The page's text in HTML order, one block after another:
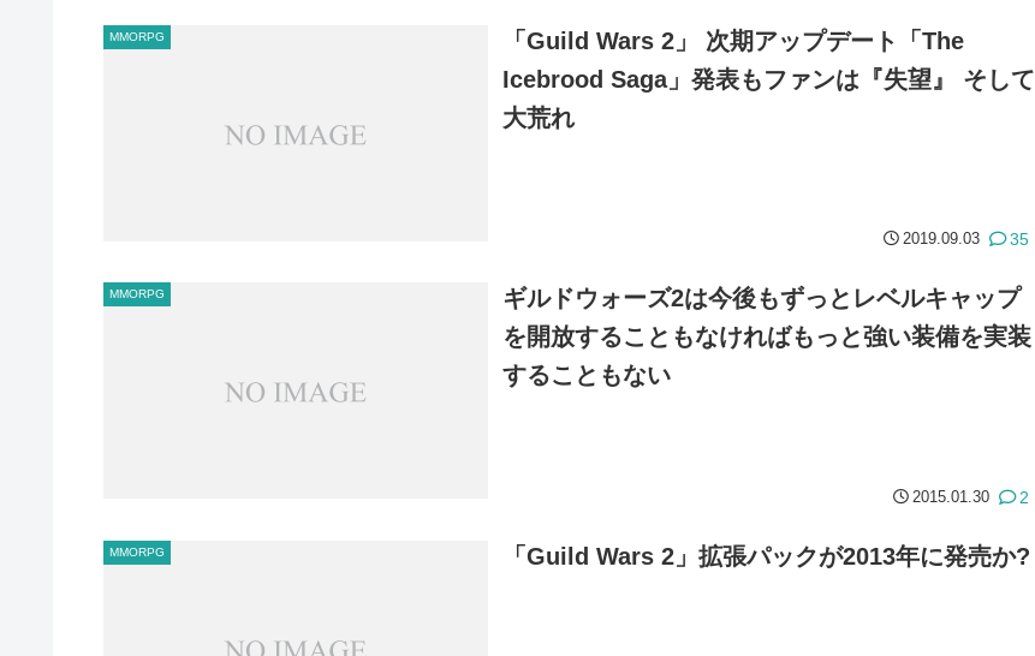
MMORPG
「Guild Wars 2」 次期アップデート「The
Icebrood Saga」発表もファンは『失望』 そして
大荒れ
2019.09.03 35
MMORPG
ギルドウォーズ2は今後もずっとレベルキャップ
を開放することもなければもっと強い装備を実装
することもない
2015.01.30 2
MMORPG 「Guild Wars 2」拡張パックが2013年に発売か?